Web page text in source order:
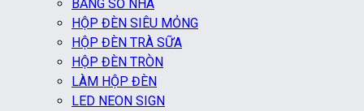
BẢNG SỐ NHÀ
HỘP ĐÈN SIÊU MỎNG
HỘP ĐÈN TRÀ SỮA
HỘP ĐÈN TRÒN
LÀM HỘP ĐÈN
LED NEON SIGN